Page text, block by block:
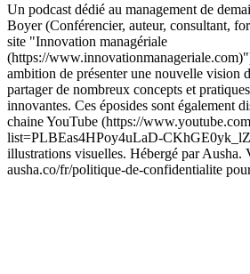
Un podcast dédié au management de
Boyer (Conférencier, auteur, consultant,
site "Innovation managériale
(https://
ambition de présenter une nouvelle vision
partager de nombreux concepts et
innovantes. Ces éposides sont également
chaine YouTube (https://
list=PLBEas4HPoy4uLaD-
illustrations visuelles. Hébergé par Ausha.
ausha.co/fr/politique-de-confidentialite